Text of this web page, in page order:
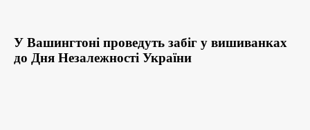
У Вашингтоні проведуть забіг у вишиванках
до Дня Незалежності України